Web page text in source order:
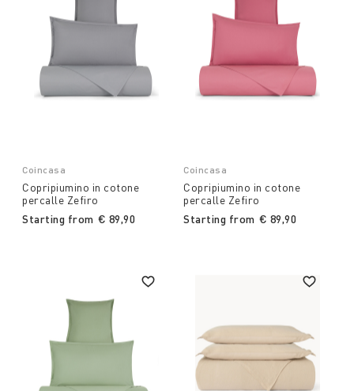
Coincasa
Copripiumino in cotone
percalle Zefiro
Starting from € 89,90
Coincasa
Copripiumino in cotone
percalle Zefiro
Starting from € 89,90